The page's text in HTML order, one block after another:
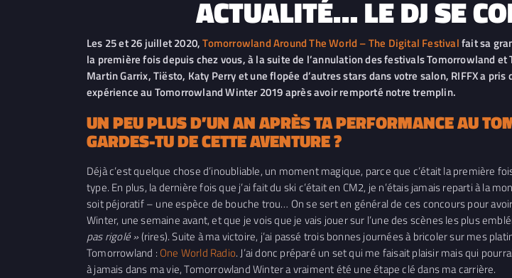
ACTUALITÉ… LE DJ SE
Les 25 et 26 juillet 2020,Tomorrowland Around The World – The Digital Festivalfait sa
la première fois depuis chez vous, à la suite de l’annulation des festivals Tomorrowland
Martin Garrix, Tiësto, Katy Perry et une flopée d’autres stars dans votre salon, RIFFX a pris
expérience au Tomorrowland Winter 2019 après avoir remporté notre tremplin.
UN PEU PLUS D’UN AN APRÈS TA PERFORMANCE AU
GARDES-TU DE CETTE AVENTURE ?
Déjà c’est quelque chose d’inoubliable, un moment magique, parce que c’était la première
type. En plus, la dernière fois que j’ai fait du ski c’était en CM2, je n’étais jamais reparti à la
soit péjoratif – une espèce de bouche trou… On se sert en général de ces concours pour
Winter, une semaine avant, et que je vois que je vais jouer sur l’une des scènes les plus
pas rigolé »(rires). Suite à ma victoire, j’ai passé trois bonnes journées à bricoler sur mes
Tomorrowland : One World Radio. J’ai donc préparé un set qui me faisait plaisir mais qui
à jamais dans ma vie, Tomorrowland Winter a vraiment été une étape clé dans ma carrière.